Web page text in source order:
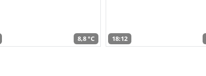
8,8 °C 18:12